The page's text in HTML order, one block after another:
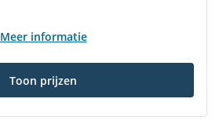
Meer informatie
Toon prijzen